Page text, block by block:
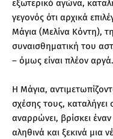
εξωτερικό αγώνα,
γεγονός ότι αρχικά
Μάγια (Μελίνα Κόντη),
συναισθηματική του
– όμως είναι πλέον αργά.
Η Μάγια,
σχέσης τους, καταλήγει
αναρρώνει, βρίσκει
αληθινά και ξεκινά μια